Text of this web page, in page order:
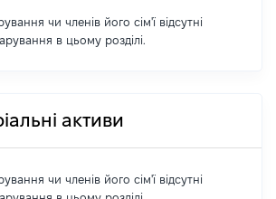
чи членів його сім'ї відсутні
в цьому розділі.
активи
чи членів його сім'ї відсутні